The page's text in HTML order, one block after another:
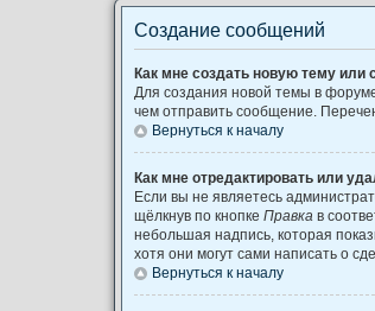
Создание сообщений
Как мне создать новую тему или
Для создания новой темы в
чем отправить сообщение.
Вернуться к началу
Как мне отредактировать или
Если вы не являетесь
щёлкнув по кнопке Правка в
небольшая надпись, которая
хотя они могут сами написать о
Вернуться к началу